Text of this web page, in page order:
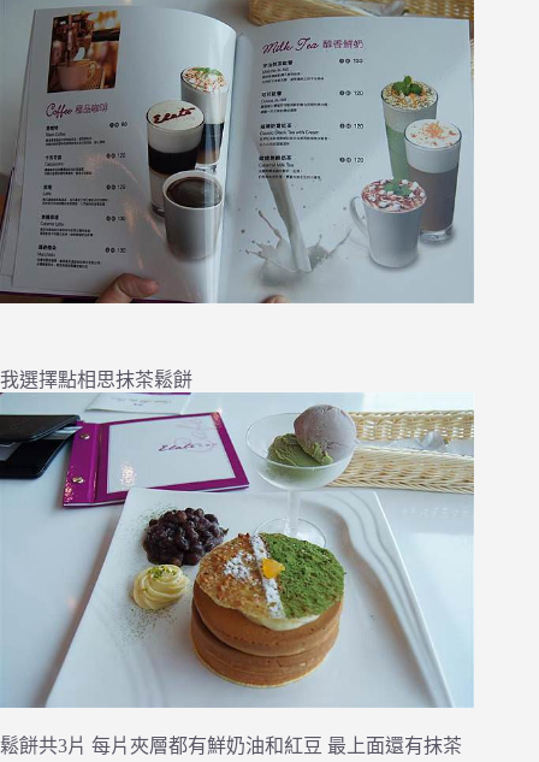
我選擇點相思抹茶鬆餅
鬆餅共3片 每片夾層都有鮮奶油和紅豆 最上面還有抹茶